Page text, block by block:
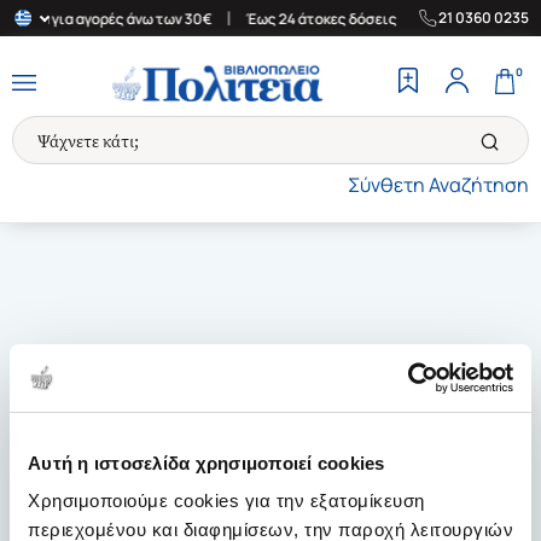
Αυτή η ιστοσελίδα χρησιμοποιεί cookies
Χρησιμοποιούμε cookies για την εξατομίκευση
περιεχομένου και διαφημίσεων, την παροχή λειτουργιών
για αγορές άνω των 30€ Έως 24 άτοκες δόσεις | Δωρεάν
21 0360 0235
Σύνθετη Αναζήτηση
0